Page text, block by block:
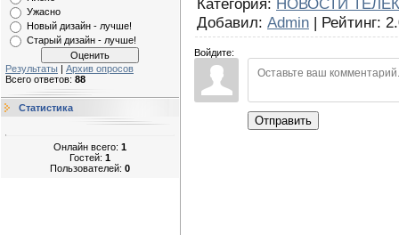
Ужасно
Новый дизайн - лучше!
Старый дизайн - лучше!
Результаты | Архив опросов
Всего ответов: 88
Статистика
Онлайн всего: 1
Гостей: 1
Пользователей: 0
Добавил: Admin | Рейтинг:
Войдите:
Отправить